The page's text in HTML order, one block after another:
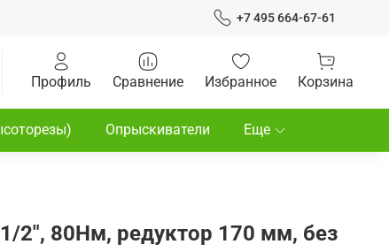
+7 495 664-67-61
Профиль Сравнение Избранное Корзина
Опрыскиватели Еще
1/2", 80Нм, редуктор 170 мм, без